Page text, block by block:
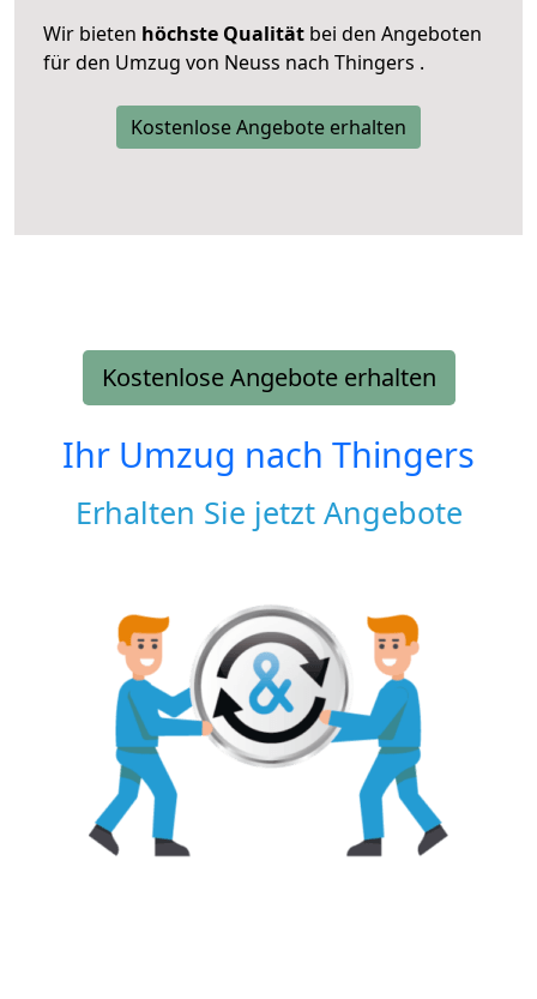
Wir bieten höchste Qualität bei den Angeboten
für den Umzug von Neuss nach Thingers .
Kostenlose Angebote erhalten
Kostenlose Angebote erhalten
Ihr Umzug nach Thingers
Erhalten Sie jetzt Angebote